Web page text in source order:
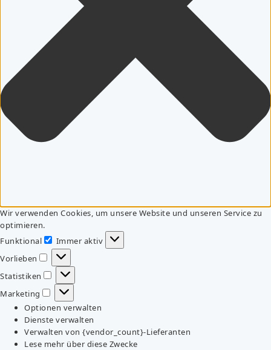
Wir verwenden Cookies, um unsere Website und unseren Service zu
optimieren.
Funktional
Funktional
Immer aktiv
Vorlieben
Vorlieben
Statistiken
Statistiken
Marketing
Marketing
Optionen verwalten
Dienste verwalten
Verwalten von {vendor_count}-Lieferanten
Lese mehr über diese Zwecke